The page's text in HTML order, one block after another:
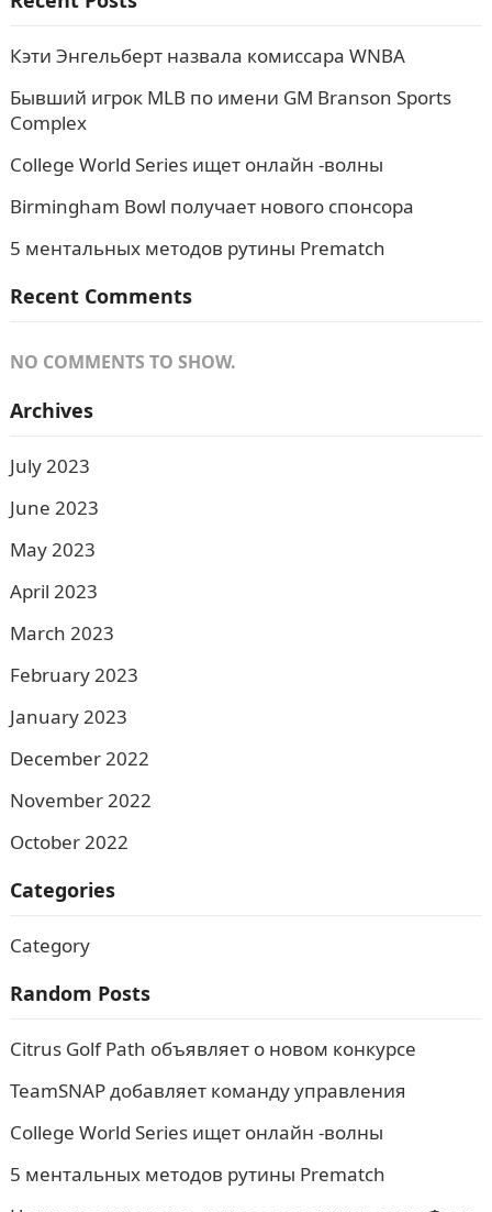
Кэти Энгельберт назвала комиссара WNBA
Бывший игрок MLB по имени GM Branson Sports
Complex
College World Series ищет онлайн -волны
Birmingham Bowl получает нового спонсора
5 ментальных методов рутины Prematch
Recent Comments
NO COMMENTS TO SHOW.
Archives
July 2023
June 2023
May 2023
April 2023
March 2023
February 2023
January 2023
December 2022
November 2022
October 2022
Categories
Category
Random Posts
Citrus Golf Path объявляет о новом конкурсе
TeamSNAP добавляет команду управления
College World Series ищет онлайн -волны
5 ментальных методов рутины Prematch